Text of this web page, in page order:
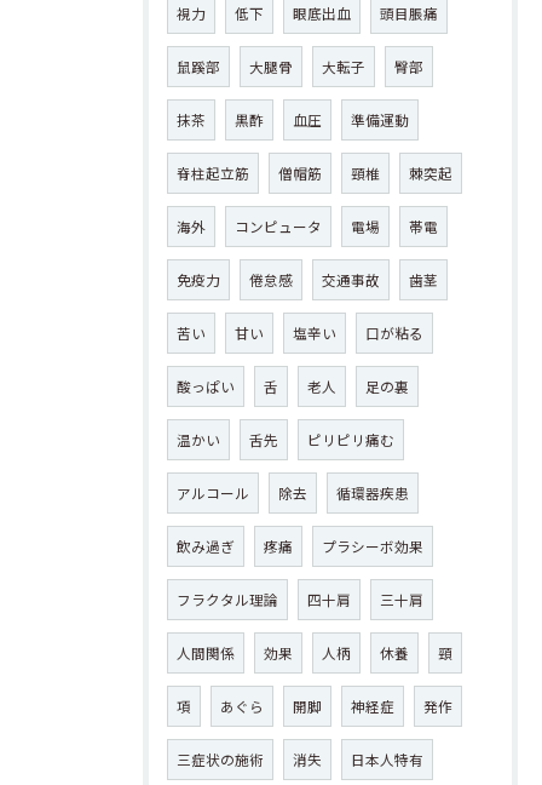
視力 低下 眼底出血 頭目脹痛
鼠蹊部 大腿骨 大転子 臀部
抹茶 黒酢 血圧 準備運動
脊柱起立筋 僧帽筋 頸椎 棘突起
海外 コンピュータ 電場 帯電
免疫力 倦怠感 交通事故 歯茎
苦い 甘い 塩辛い 口が粘る
酸っぱい 舌 老人 足の裏
温かい 舌先 ピリピリ痛む
アルコール 除去 循環器疾患
飲み過ぎ 疼痛 プラシーボ効果
フラクタル理論 四十肩 三十肩
人間関係 効果 人柄 休養 頸
項 あぐら 開脚 神経症 発作
三症状の施術 消失 日本人特有